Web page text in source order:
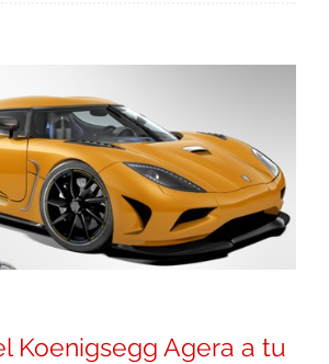
Koenigsegg Agera a tu